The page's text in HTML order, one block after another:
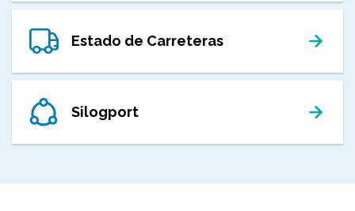
Estado de Carreteras
Silogport